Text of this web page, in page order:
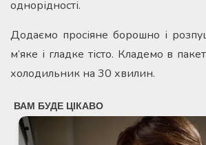
однорідності.
Додаємо просіяне борошно і
м’яке і гладке тісто. Кладемо в
холодильник на 30 хвилин.